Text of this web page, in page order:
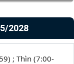
2028
; Thìn (7:00-